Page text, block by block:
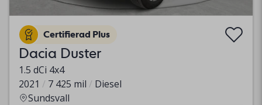
Certifierad Plus
Dacia Duster
1.5 dCi 4x4
2021
7 425 mil
Diesel
Sundsvall